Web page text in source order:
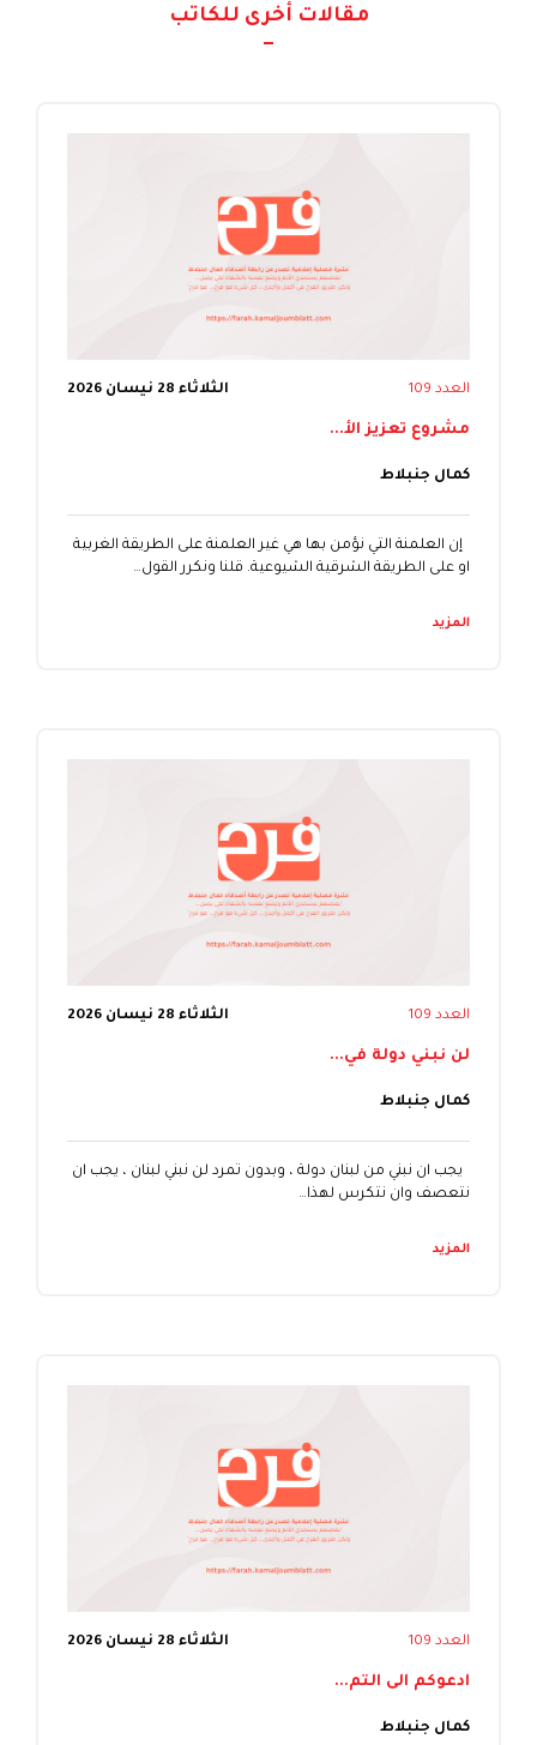
مقالات أخرى للكاتب
العدد 109 الثلاثاء 28 نيسان 2026
مشروع تعزيز الأ...
كمال جنبلاط
إن العلمنة التي نؤمن بها هي غير العلمنة على الطريقة الغربية
او على الطريقة الشرقية الشيوعية. قلنا ونكرر القول…
المزيد
العدد 109 الثلاثاء 28 نيسان 2026
لن نبني دولة في...
كمال جنبلاط
يجب ان نبني من لبنان دولة ، وبدون تمرد لن نبني لبنان ، يجب ان
نتعصف وان نتكرس لهذا…
المزيد
العدد 109 الثلاثاء 28 نيسان 2026
ادعوكم الى التم...
كمال جنبلاط